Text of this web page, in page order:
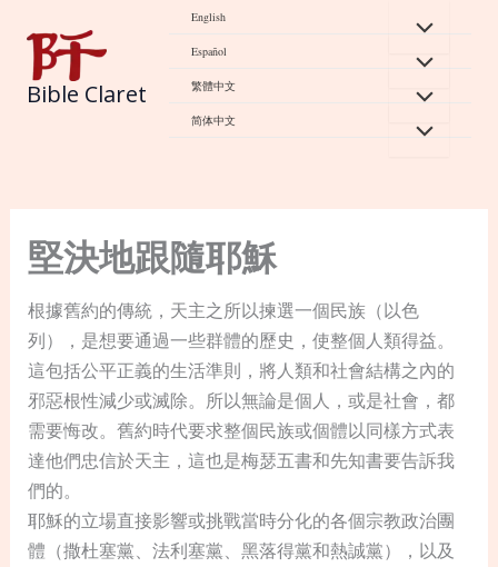
content
Bible Claret
English
Español
繁體中文
简体中文
堅決地跟隨耶穌
根據舊約的傳統，天主之所以揀選一個民族（以色
列），是想要通過一些群體的歷史，使整個人類得益。
這包括公平正義的生活準則，將人類和社會結構之內的
邪惡根性減少或滅除。所以無論是個人，或是社會，都
需要悔改。舊約時代要求整個民族或個體以同樣方式表
達他們忠信於天主，這也是梅瑟五書和先知書要告訴我
們的。
耶穌的立場直接影響或挑戰當時分化的各個宗教政治團
體（撒杜塞黨、法利塞黨、黑落得黨和熱誠黨），以及